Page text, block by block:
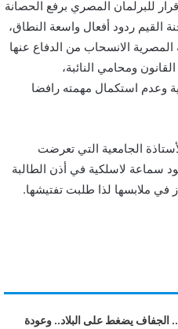
للبرلمان المصري برفع الحصانة
القيم ردود أفعال واسعة النطاق،
الانسحاب من الدفاع عنها
ومحامي النائبة،
وعدم استكمال مهمته رافضا
الجامعية التي تعرضت
سماعة لاسلكية في أذن الطالبة
في ملابسها لذا طلبت تفتيشها.
الجفاف يضغط على البلاد.. وعودة